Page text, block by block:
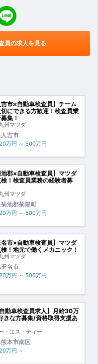
員の求人を見る
吉市×自動車検査員】チーム
にできる方歓迎！検査員業
集！
州マツダ
吉市
万円 ～ 500万円
池郡×自動車検査員】マツダ
！検査員業務の経験者募
州マツダ
池郡菊陽町
万円 ～ 500万円
名市×自動車検査員】マツダ
！地元で働くメカニック！
州マツダ
名市
万円 ～ 500万円
動車検査員求人】月給30万
きな方募集/資格取得支援あ
・エス・ティー
本市南区
万円 ～